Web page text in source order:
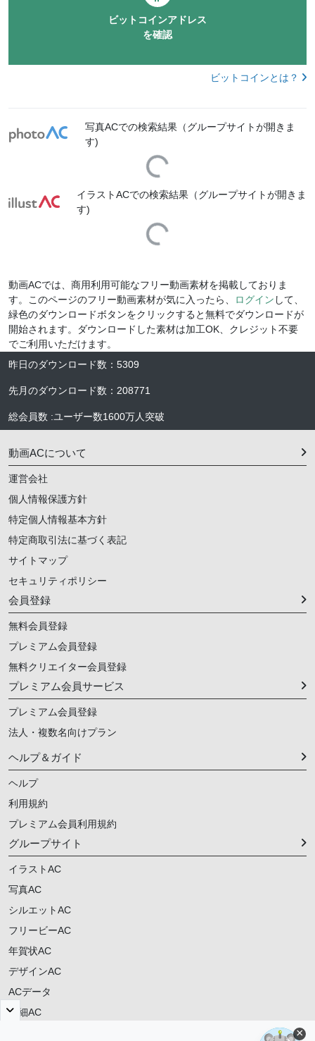
ビットコインアドレス
を確認
ビットコインとは？
写真ACでの検索結果（グループサイトが開きま
す)
Loading...
イラストACでの検索結果（グループサイトが開きま
す)
Loading...
動画ACでは、商用利用可能なフリー動画素材を掲載しておりま
す。このページのフリー動画素材が気に入ったら、
ログイン して、
緑色のダウンロードボタンをクリックすると無料でダウンロードが
開始されます。ダウンロードした素材は加工OK、クレジット不要
でご利用いただけます。
昨日のダウンロード数 ： 5309
先月のダウンロード数 ： 208771
総会員数 :ユーザー数1600万人 突破
動画ACについて
運営会社
個人情報保護方針
特定個人情報基本方針
特定商取引法に基づく表記
サイトマップ
セキュリティポリシー
会員登録
無料会員登録
プレミアム会員登録
無料クリエイター会員登録
プレミアム会員サービス
プレミアム会員登録
法人・複数名向けプラン
ヘルプ＆ガイド
ヘルプ
利用規約
プレミアム会員利用規約
グループサイト
イラストAC
写真AC
シルエットAC
フリービーAC
年賀状AC
デザインAC
ACデータ
明細AC
×